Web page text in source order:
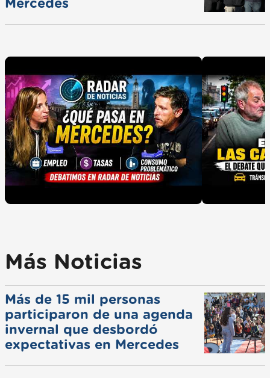
Mercedes
Más Noticias
Más de 15 mil personas
participaron de una agenda
invernal que desbordó
expectativas en Mercedes